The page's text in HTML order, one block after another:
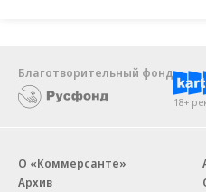
Благотворительный фонд
18+
О «Коммерсанте»
Архив